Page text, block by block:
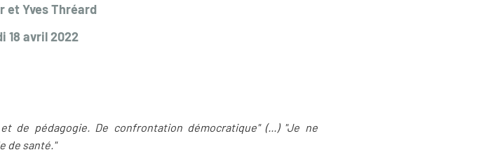
et Yves Thréard
18 avril 2022
de pédagogie. De confrontation démocratique" (...) "Je ne
de santé."